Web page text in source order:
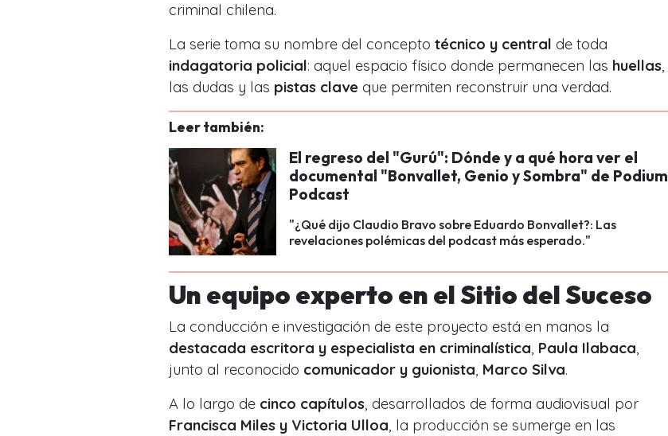
criminal chilena.
La serie toma su nombre del concepto técnico y central de toda
indagatoria policial: aquel espacio físico donde permanecen las huellas,
las dudas y las pistas clave que permiten reconstruir una verdad.
Leer también:
El regreso del "Gurú": Dónde y a qué hora ver el
documental "Bonvallet, Genio y Sombra" de Podium
Podcast
"¿Qué dijo Claudio Bravo sobre Eduardo Bonvallet?: Las
revelaciones polémicas del podcast más esperado."
Un equipo experto en el Sitio del Suceso
La conducción e investigación de este proyecto está en manos la
destacada escritora y especialista en criminalística, Paula Ilabaca,
junto al reconocido comunicador y guionista, Marco Silva.
A lo largo de cinco capítulos, desarrollados de forma audiovisual por
Francisca Miles y Victoria Ulloa, la producción se sumerge en las